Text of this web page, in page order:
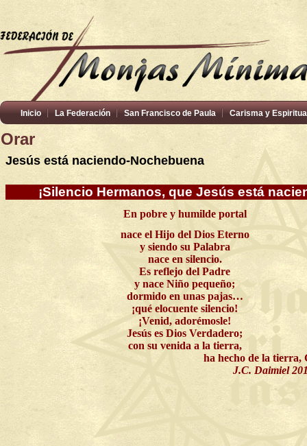
Inicio La Federación San Francisco de Paula Carisma y
Orar
Jesús está naciendo-Nochebuena
¡Silencio Hermanos, que Jesús está
En pobre y humilde portal
nace el Hijo del Dios Eterno
y siendo su Palabra
nace en silencio.
Es reflejo del Padre
y nace Niño pequeño;
dormido en unas pajas…
¡qué elocuente silencio!
¡Venid, adorémosle!
Jesús es Dios Verdadero;
con su venida a la tierra,
ha hecho de la
J.C. Daimiel